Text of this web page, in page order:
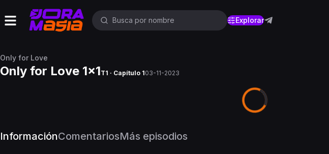
Explorar
Only for Love
Only for Love 1x1T1 · Capítulo 103-11-2023
InformaciónComentariosMás episodios